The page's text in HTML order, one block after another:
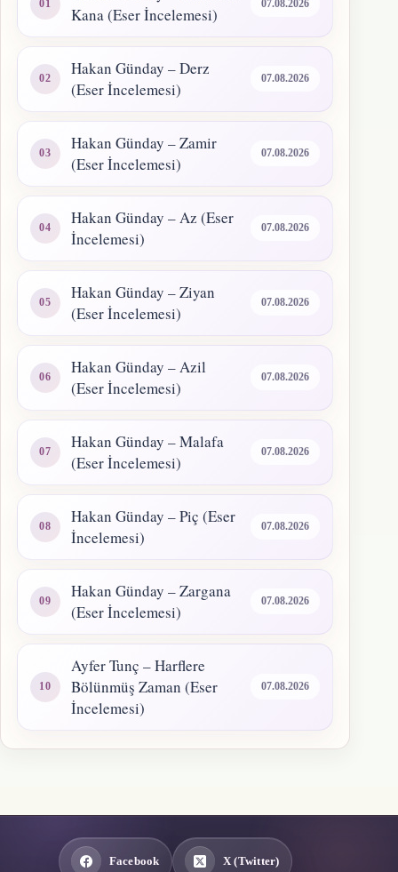
Kana (Eser İncelemesi)
07.08.2026
Hakan Günday – Derz
(Eser İncelemesi)
07.08.2026
Hakan Günday – Zamir
(Eser İncelemesi)
07.08.2026
Hakan Günday – Az (Eser
İncelemesi)
07.08.2026
Hakan Günday – Ziyan
(Eser İncelemesi)
07.08.2026
Hakan Günday – Azil
(Eser İncelemesi)
07.08.2026
Hakan Günday – Malafa
(Eser İncelemesi)
07.08.2026
Hakan Günday – Piç (Eser
İncelemesi)
07.08.2026
Hakan Günday – Zargana
(Eser İncelemesi)
07.08.2026
Ayfer Tunç – Harflere
Bölünmüş Zaman (Eser
İncelemesi)
07.08.2026
Facebook X (Twitter)